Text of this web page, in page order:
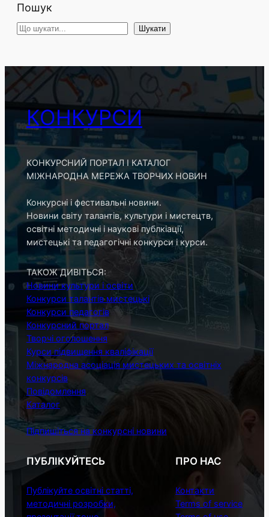
Пошук
S
r
c
Шукати
КОНКУРСИ
КОНКУРСНИЙ ПОРТАЛ І КАТАЛОГ
МІЖНАРОДНА МЕРЕЖА ТВОРЧИХ НОВИН
Конкурсні і фестивальні новини.
Новини світу талантів, культури і мистецтв,
освітні методичні і наукові публкіації,
мистецькі та педагогічні конкурси і курси.
ТАКОЖ ДИВІТЬСЯ:
Новини культури і освіти
Конкурси талантів мистецькі
Конкурси педагогів
Конкурсний портал
Творчі оголошення
Курси підвищення кваліфікації
Міжнародна асоціація мистецьких та освітніх
конкурсів
Повідомлення
Каталог
Підпишіться на конкурсні новини
ПУБЛІКУЙТЕСЬ
Публікуйте освітні статті,
методичні розробки,
ПРО НАС
Контакти
Terms of service